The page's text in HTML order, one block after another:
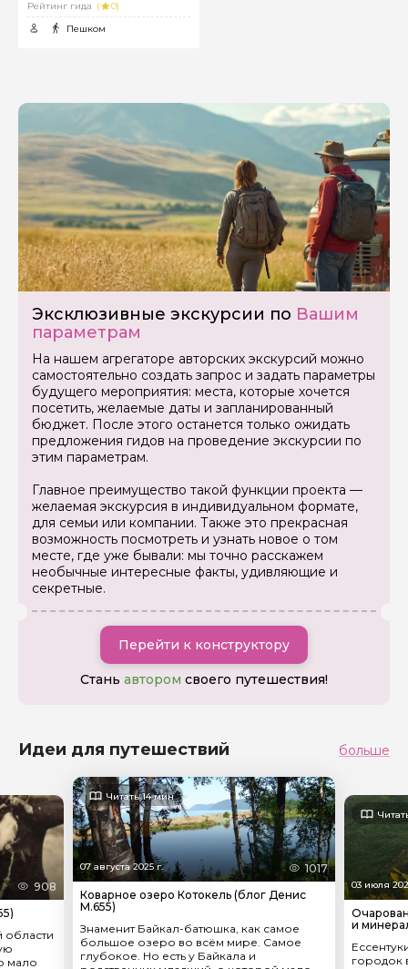
Рейтинг гида (
0)
Пешком
Эксклюзивные экскурсии по Вашим
параметрам
На нашем агрегаторе авторских экскурсий можно
самостоятельно создать запрос и задать параметры
будущего мероприятия: места, которые хочется
посетить, желаемые даты и запланированный
бюджет. После этого останется только ожидать
предложения гидов на проведение экскурсии по
этим параметрам.
Главное преимущество такой функции проекта —
желаемая экскурсия в индивидуальном формате,
для семьи или компании. Также это прекрасная
возможность посмотреть и узнать новое о том
месте, где уже бывали: мы точно расскажем
необычные интересные факты, удивляющие и
секретные.
Перейти к конструктору
Стань автором своего путешествия!
Идеи для путешествий больше
908
области
мало
Читать 14 мин
07 августа 2025 г.
1017
Коварное озеро Котокель (блог Денис
М.655)
Знаменит Байкал-батюшка, как самое
большое озеро во всём мире. Самое
глубокое. Но есть у Байкала и
03 июля
и
городок
Задайте свой вопрос гиду
Как вас зовут
Ваша электронная почта
Ваш номер телефона
Вопросы и комментарии
Если у вас есть интересующие вопросы, можете их
задать
Я даю своё согласие на обработку персональных
данных
Отправить